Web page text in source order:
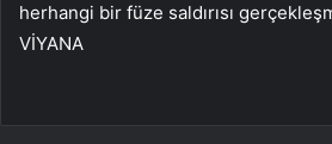
herhangi bir füze saldırısı
VİYANA